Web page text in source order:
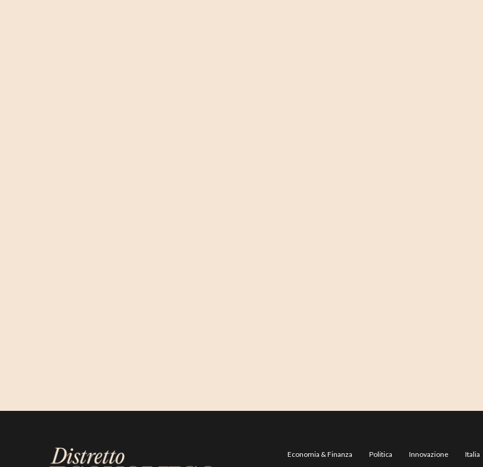
Economia & Finanza Politica Innovazione Italia